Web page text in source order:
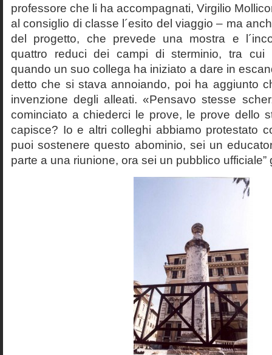
professore che li ha accompagnati, Virgilio
al consiglio di classe l´esito del viaggio – ma
del progetto, che prevede una mostra e
quattro reduci dei campi di sterminio, tra cui
quando un suo collega ha iniziato a dare in
detto che si stava annoiando, poi ha aggiunto
invenzione degli alleati. «Pensavo stesse
cominciato a chiederci le prove, le prove dello
capisce? Io e altri colleghi abbiamo protestato
puoi sostenere questo abominio, sei un
parte a una riunione, ora sei un pubblico ufficiale”